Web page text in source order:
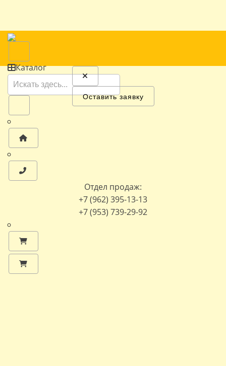
Каталог
Отдел продаж:
+7 (962) 395-13-13
+7 (953) 739-29-92
Оставить заявку